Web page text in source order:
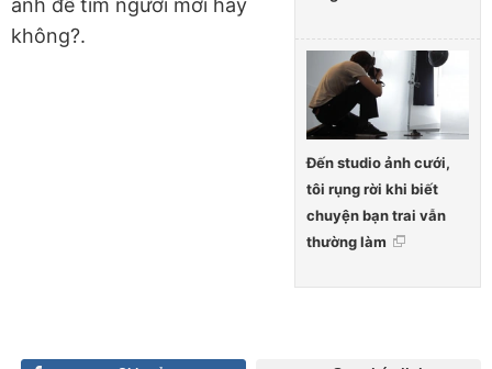
Đến studio ảnh cưới,
tôi rụng rời khi biết
chuyện bạn trai vẫn
thường làm
anh để tìm người mới hay
không?.